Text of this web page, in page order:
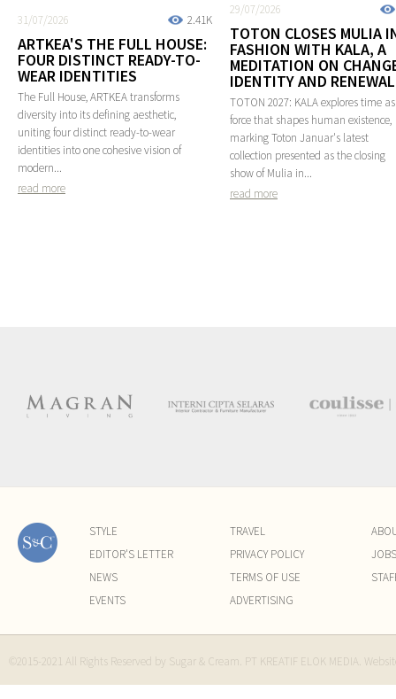
2.41K
31/07/2026
ARTKEA'S THE FULL HOUSE:
FOUR DISTINCT READY-TO-
WEAR IDENTITIES
The Full House, ARTKEA transforms
diversity into its defining aesthetic,
uniting four distinct ready-to-wear
identities into one cohesive vision of
modern...
read more
29/07/2026
TOTON CLOSES MULIA
FASHION WITH KALA, A
MEDITATION ON
IDENTITY AND RENEWAL
TOTON 2027: KALA explores time
force that shapes human existence,
marking Toton Januar's latest
collection presented as the closing
show of Mulia in...
read more
STYLE
EDITOR'S LETTER
NEWS
EVENTS
TRAVEL
PRIVACY POLICY
TERMS OF USE
ADVERTISING
JOBS
©2015-2021 All Rights Reserved by Sugar & Cream. PT KREATIF ELOK MEDIA.